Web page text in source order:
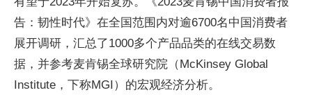
告：韧性时代》在全国范围内对逾6700名中国消费者
展开调研，汇总了1000多个产品品类的在线交易数
据，并参考麦肯锡全球研究院（McKinsey Global
Institute，下称MGI）的宏观经济分析。